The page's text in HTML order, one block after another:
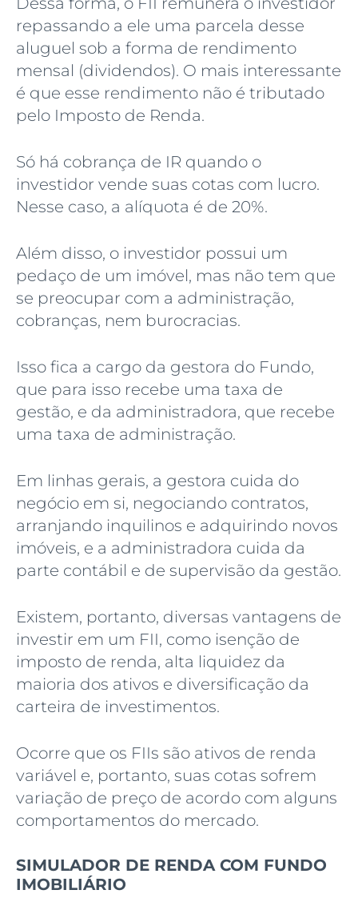
repassando a ele uma parcela desse
aluguel sob a forma de rendimento
mensal (dividendos). O mais interessante
é que esse rendimento não é tributado
pelo Imposto de Renda.
Só há cobrança de IR quando o
investidor vende suas cotas com lucro.
Nesse caso, a alíquota é de 20%.
Além disso, o investidor possui um
pedaço de um imóvel, mas não tem que
se preocupar com a administração,
cobranças, nem burocracias.
Isso fica a cargo da gestora do Fundo,
que para isso recebe uma taxa de
gestão, e da administradora, que recebe
uma taxa de administração.
Em linhas gerais, a gestora cuida do
negócio em si, negociando contratos,
arranjando inquilinos e adquirindo novos
imóveis, e a administradora cuida da
parte contábil e de supervisão da gestão.
Existem, portanto, diversas vantagens de
investir em um FII, como isenção de
imposto de renda, alta liquidez da
maioria dos ativos e diversificação da
carteira de investimentos.
Ocorre que os FIIs são ativos de renda
variável e, portanto, suas cotas sofrem
variação de preço de acordo com alguns
comportamentos do mercado.
SIMULADOR DE RENDA COM FUNDO
IMOBILIÁRIO